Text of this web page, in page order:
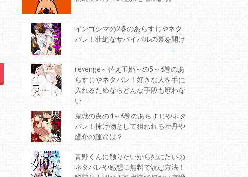
インゴシマの2巻のあらすじやネタ
バレ！壮絶なサバイバルの幕を開け
revenge～替え玉婚～の5～6巻のあ
らすじやネタバレ！好きな人を手に
入れるためならどんな手段も厭わな
い
鬼獄の夜の4～6巻のあらすじやネタ
バレ！捧げ物として狙われる牡丹や
鷹介の運命は？
青野くんに触りたいから死にたいの
ネタバレや感想に無料で読む方法！